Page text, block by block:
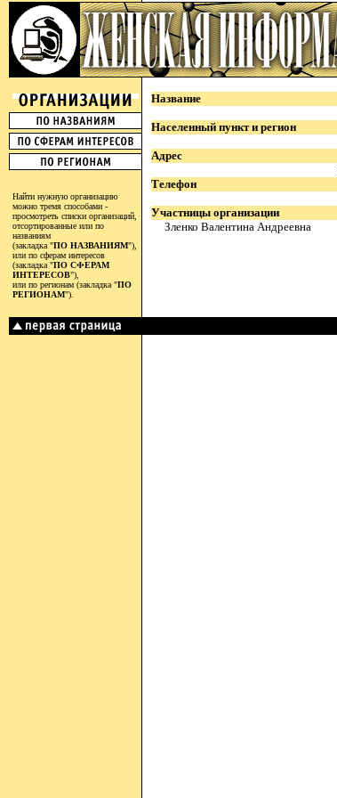
Найти нужную организацию
можно тремя способами -
просмотреть списки организаций,
отсортированные или по
названиям
(закладка "ПО НАЗВАНИЯМ"),
или по сферам интересов
(закладка "ПО СФЕРАМ
ИНТЕРЕСОВ"),
или по регионам (закладка "ПО
РЕГИОНАМ").
Название
Населенный пункт и регион
Адрес
Телефон
Участницы организации
Зленко Валентина Андреевна